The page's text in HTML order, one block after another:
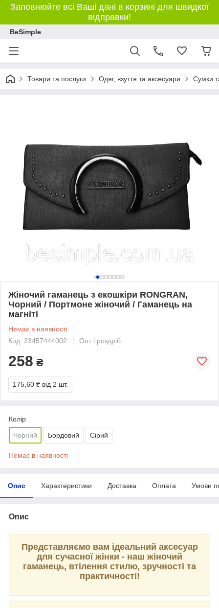
Заповнюйте всі Ваші дані в корзині для швидкої
відправки!
BeSimple
Товари та послуги Одяг, взуття та аксесуари Сумки
Жіночий гаманець з екошкіри RONGRAN,
Чорний / Портмоне жіночий / Гаманець на
магніті
Немає в наявності
Код: 23457444002
Опт і роздріб
258 ₴
175,60 ₴ від 2 шт.
Колір
Чорний Бордовий Сірий
Немає в наявності
Опис Характеристики Доставка Оплата Умови
Опис
Представляємо вам ідеальний аксесуар
для сучасної жінки - наш жіночий
гаманець, втілення стилю, зручності та
практичності!